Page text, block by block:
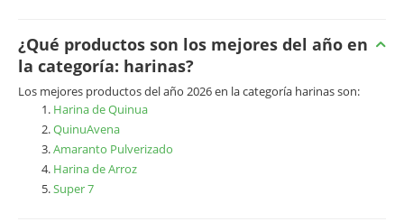
¿Qué productos son los mejores del año en
la categoría: harinas?
Los mejores productos del año 2026 en la categoría harinas son:
Harina de Quinua
QuinuAvena
Amaranto Pulverizado
Harina de Arroz
Super 7